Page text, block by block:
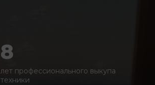
8
лет профессионального выкупа
техники